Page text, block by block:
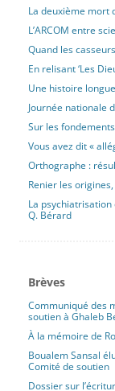
La deuxième mort
L’ARCOM entre
Quand les
En relisant ‘Les
Une histoire
Journée nationale
Sur les
Vous avez dit «
Orthographe :
Renier les
La psychiatrisation
Q. Bérard
Brèves
Communiqué des
soutien à Ghaleb
À la mémoire de
Boualem Sansal
Comité de soutien
Dossier sur